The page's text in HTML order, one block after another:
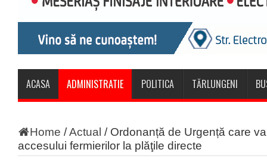
ACASA ADMINISTRATIE POLITICA TĂRLUNGENI
Home /Actual / Ordonanță de Urgență care
accesului fermierilor la plăţile directe